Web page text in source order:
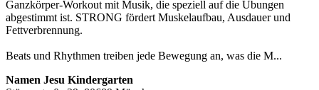
Ganzkörper-Workout mit Musik, die speziell auf die Übungen
abgestimmt ist. STRONG fördert Muskelaufbau, Ausdauer und
Fettverbrennung.
Beats und Rhythmen treiben jede Bewegung an, was die M...
Namen Jesu Kindergarten